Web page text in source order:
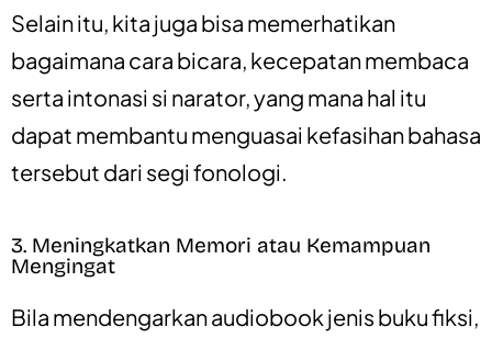
Selain itu, kita juga bisa memerhatikan
bagaimana cara bicara, kecepatan membaca
serta intonasi si narator, yang mana hal itu
dapat membantu menguasai kefasihan bahasa
tersebut dari segi fonologi.
3. Meningkatkan Memori atau Kemampuan
Mengingat
Bila mendengarkan audiobook jenis buku fiksi,